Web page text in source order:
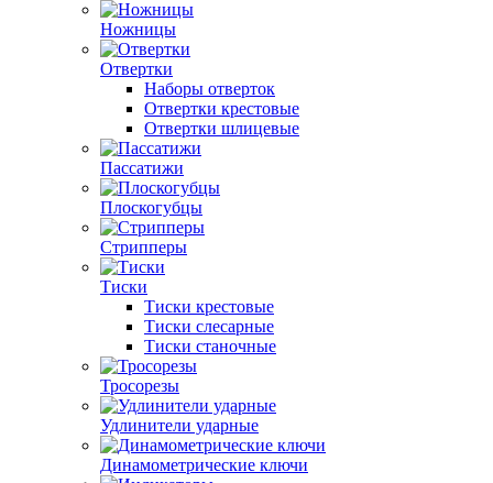
Ножницы
Отвертки
Наборы отверток
Отвертки крестовые
Отвертки шлицевые
Пассатижи
Плоскогубцы
Стрипперы
Тиски
Тиски крестовые
Тиски слесарные
Тиски станочные
Тросорезы
Удлинители ударные
Динамометрические ключи